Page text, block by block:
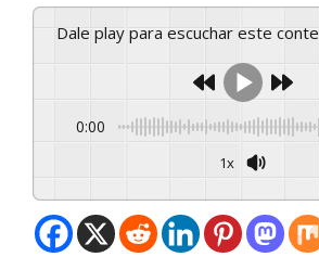
Dale play para escuchar este
0:00
1x